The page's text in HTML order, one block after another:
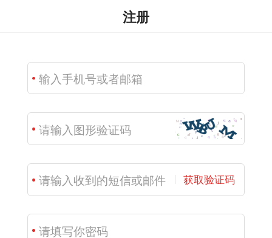
注册
获取验证码